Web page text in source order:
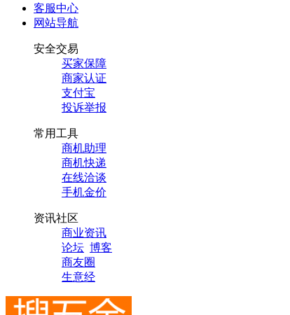
客服中心
网站导航
安全交易
买家保障
商家认证
支付宝
投诉举报
常用工具
商机助理
商机快递
在线洽谈
手机金价
资讯社区
商业资讯
论坛 博客
商友圈
生意经